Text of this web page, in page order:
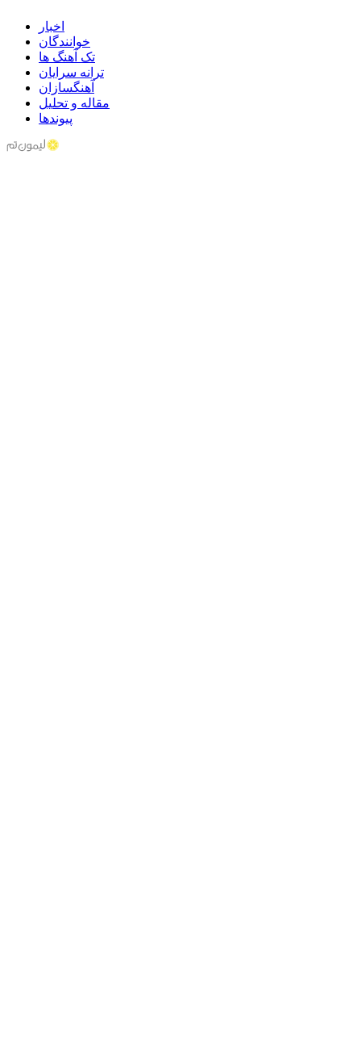
اخبار
خوانندگان
تک آهنگ ها
ترانه سرایان
آهنگسازان
مقاله و تحلیل
پیوندها